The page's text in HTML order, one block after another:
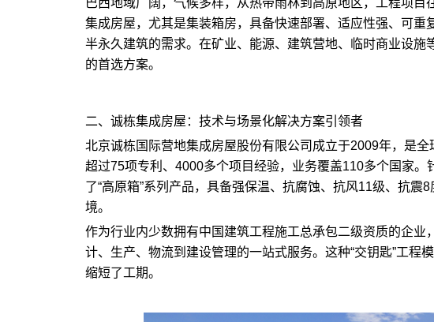
巴西地域广阔，气候多样，从热带雨林到高原地区，工程项目
集成房屋，尤其是集装箱房，具备快速部署、适应性强、可重
半永久建筑的需求。在矿业、能源、建筑营地、临时商业设施
的首选方案。
二、诚栋集成房屋：技术与场景化解决方案引领者
北京诚栋国际营地集成房屋股份有限公司成立于2009年，是
超过75项专利、4000多个项目经验，业务覆盖110多个国家
了“高原箱”系列产品，具备强保温、抗腐蚀、抗风11级、抗震
境。
作为行业内少数拥有中国建筑工程施工总承包二级资质的企业
计、生产、物流到建设管理的一站式服务。这种“交钥匙”工程
缩短了工期。